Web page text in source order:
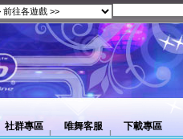
社群專區 唯舞客服 下載專區